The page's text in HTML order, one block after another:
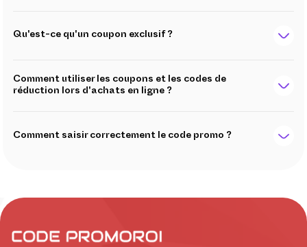
Qu'est-ce qu'un coupon exclusif ?
Comment utiliser les coupons et les codes de
réduction lors d'achats en ligne ?
Comment saisir correctement le code promo ?